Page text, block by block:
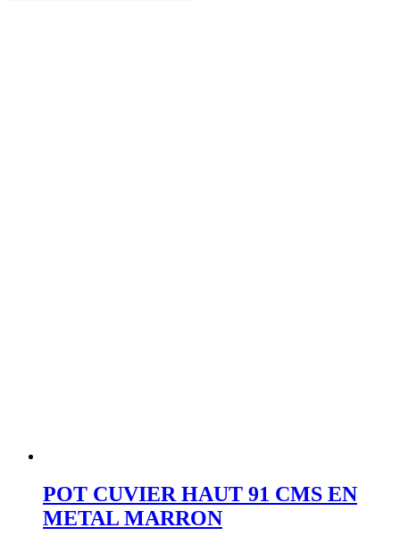
POT CUVIER HAUT 91 CMS EN
METAL MARRON